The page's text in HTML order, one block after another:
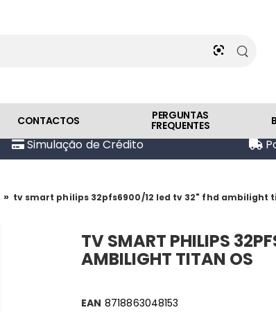
CONTACTOS PERGUNTAS
FREQUENTES
Simulação de Crédito
» tv smart philips 32pfs6900/12 led tv 32" fhd ambilight
TV SMART PHILIPS
AMBILIGHT TITAN OS
EAN 8718863048153